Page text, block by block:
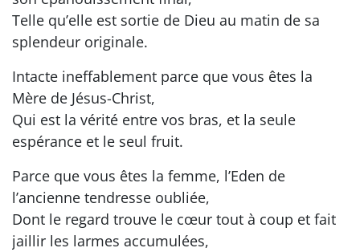
Telle qu’elle est sortie de Dieu au matin de sa
splendeur originale.
Intacte ineffablement parce que vous êtes la
Mère de Jésus-Christ,
Qui est la vérité entre vos bras, et la seule
espérance et le seul fruit.
Parce que vous êtes la femme, l’Eden de
l’ancienne tendresse oubliée,
Dont le regard trouve le cœur tout à coup et fait
jaillir les larmes accumulées,